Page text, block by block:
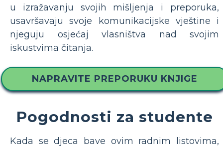
u izražavanju svojih mišljenja i preporuka,
usavršavaju svoje komunikacijske vještine i
njeguju osjećaj vlasništva nad svojim
iskustvima čitanja.
NAPRAVITE PREPORUKU KNJIGE
Pogodnosti za studente
Kada se djeca bave ovim radnim listovima,